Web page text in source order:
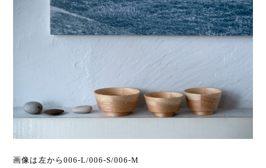
画像は左から006-L/006-S/006-M